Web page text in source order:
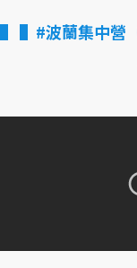
▌#波蘭集中營